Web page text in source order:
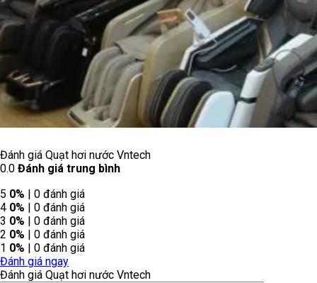
Đánh giá Quạt hơi nước Vntech
0.0 Đánh giá trung bình
5 0% | 0 đánh giá
4 0% | 0 đánh giá
3 0% | 0 đánh giá
2 0% | 0 đánh giá
1 0% | 0 đánh giá
Đánh giá ngay
Đánh giá Quạt hơi nước Vntech